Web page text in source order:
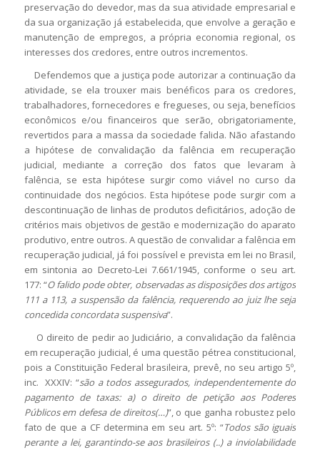
preservação do devedor, mas da sua atividade empresarial e
da sua organização já estabelecida, que envolve a geração e
manutenção de empregos, a própria economia regional, os
interesses dos credores, entre outros incrementos.
Defendemos que a justiça pode autorizar a continuação da
atividade, se ela trouxer mais benéficos para os credores,
trabalhadores, fornecedores e fregueses, ou seja, benefícios
econômicos e/ou financeiros que serão, obrigatoriamente,
revertidos para a massa da sociedade falida. Não afastando
a hipótese de convalidação da falência em recuperação
judicial, mediante a correção dos fatos que levaram à
falência, se esta hipótese surgir como viável no curso da
continuidade dos negócios. Esta hipótese pode surgir com a
descontinuação de linhas de produtos deficitários, adoção de
critérios mais objetivos de gestão e modernização do aparato
produtivo, entre outros. A questão de convalidar a falência em
recuperação judicial, já foi possível e prevista em lei no Brasil,
em sintonia ao Decreto-Lei 7.661/1945, conforme o seu art.
177: “O falido pode obter, observadas as disposições dos artigos
111 a 113, a suspensão da falência, requerendo ao juiz lhe seja
concedida concordata suspensiva”.
O direito de pedir ao Judiciário, a convalidação da falência
em recuperação judicial, é uma questão pétrea constitucional,
pois a Constituição Federal brasileira, prevê, no seu artigo 5º,
inc. XXXIV: “são a todos assegurados, independentemente do
pagamento de taxas: a) o direito de petição aos Poderes
Públicos em defesa de direitos(…)”, o que ganha robustez pelo
fato de que a CF determina em seu art. 5º: “Todos são iguais
perante a lei, garantindo-se aos brasileiros (..) a inviolabilidade